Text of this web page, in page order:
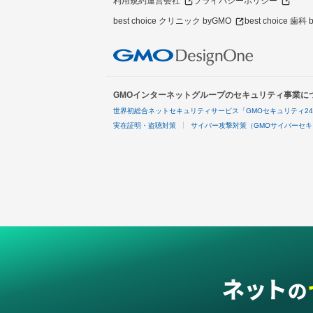
best choice クリニック byGMO best choice 歯科
GMOインターネットグループのセキュリティ事業に
世界初総合ネットセキュリティサービス「GMOセキュリティ
実在証明・盗聴対策
サイバー攻撃対策（GMOサイバーセ